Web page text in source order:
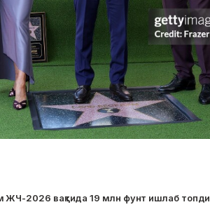
ЖЧ-2026 вақтида 19 млн фунт ишлаб топди